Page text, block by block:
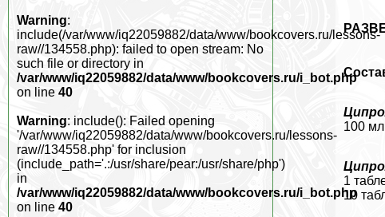
100
1
10
Warning:
include(/var/www/iq22059882/data/www/bookcovers.ru/lessons-
raw//134558.php): failed to open stream: No
such file or directory in
/var/www/iq22059882/data/www/bookcovers.ru/i_bot.php
on line 40
Warning: include(): Failed opening
'/var/www/iq22059882/data/www/bookcovers.ru/lessons-
raw//134558.php' for inclusion
(include_path='.:/usr/share/pear:/usr/share/php')
in
/var/www/iq22059882/data/www/bookcovers.ru/i_bot.php
on line 40